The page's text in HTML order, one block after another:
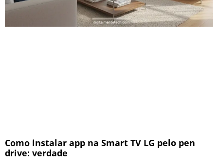
Como instalar app na Smart TV LG pelo pen
drive: verdade